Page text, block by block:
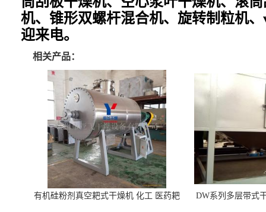
机、锥形双螺杆混合机、旋转制粒机
迎来电。
相关产品：
有机硅粉剂真空耙式干燥机 化工 医药耙
DW系列多层带式